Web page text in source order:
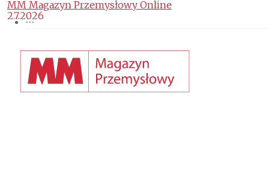
MM Magazyn Przemysłowy Online
2.7.2026